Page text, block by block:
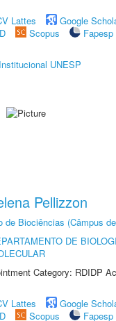
Lattes
Google
Scopus
Fapesp
UNESP
Pellizzon
de Biociências (Câmpus
DE
Category: RDIDP
Lattes
Google
Scopus
Fapesp